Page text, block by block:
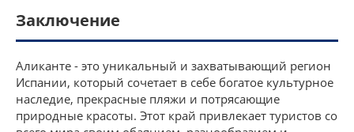
Заключение
Аликанте - это уникальный и захватывающий регион
Испании, который сочетает в себе богатое культурное
наследие, прекрасные пляжи и потрясающие
природные красоты. Этот край привлекает туристов со